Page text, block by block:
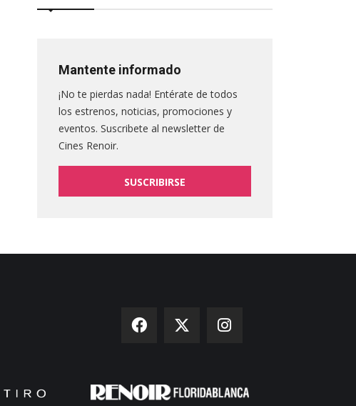
Mantente informado
¡No te pierdas nada! Entérate de todos
los estrenos, noticias, promociones y
eventos. Suscribete al newsletter de
Cines Renoir.
SUSCRIBIRSE